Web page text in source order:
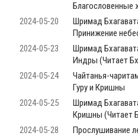
Благословенные
2024-05-20
Шримад
Принижение
2024-05-23
Шримад
Индры (Читает
2024-05-24
Чайтанья-
Гуру и Кришны
2024-05-25
Шримад
Кришны (Читает
2024-05-28
Прослушивание